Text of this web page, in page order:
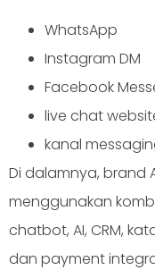
WhatsApp
Instagram DM
Facebook
live chat
kanal
Di dalamnya, brand
menggunakan
chatbot, AI, CRM,
dan payment